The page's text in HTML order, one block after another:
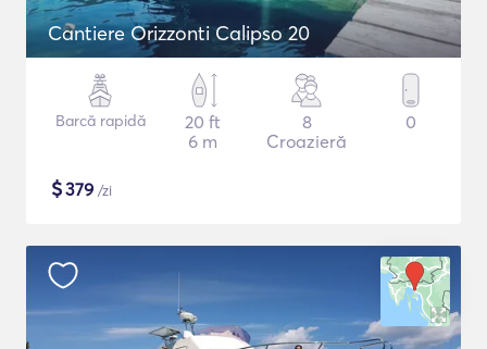
Cantiere Orizzonti Calipso 20
Barcă rapidă
20 ft
6 m
8
Croazieră
0
$379 /zi